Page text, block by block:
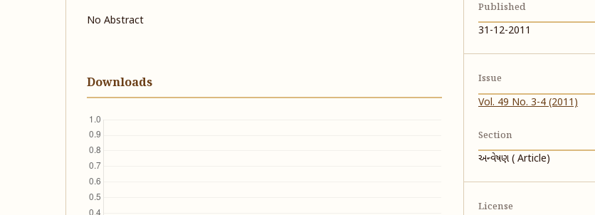
No Abstract
Downloads
Published
31-12-2011
Issue
Vol. 49 No. 3-4 (2011)
Section
અન્વેષણ ( Article)
License